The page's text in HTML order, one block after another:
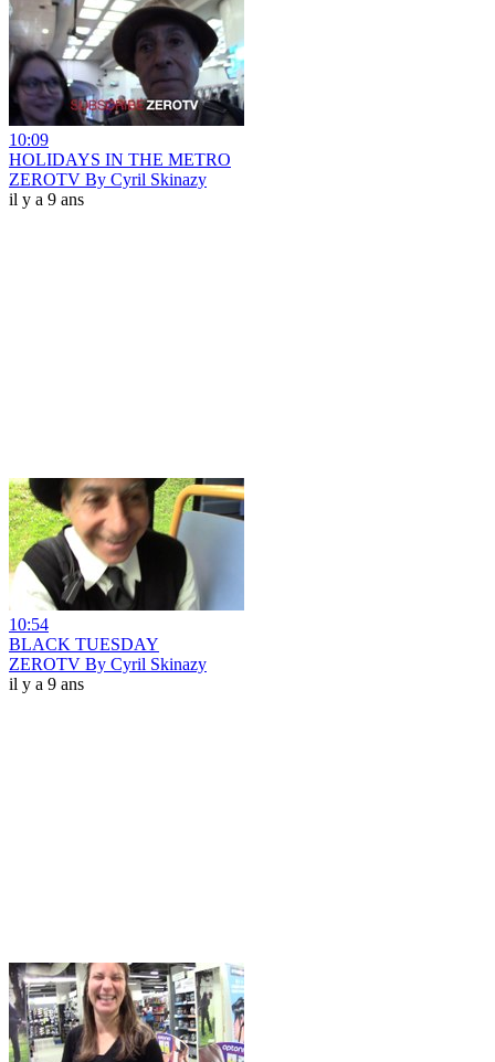
10:09
HOLIDAYS IN THE METRO
ZEROTV By Cyril Skinazy
il y a 9 ans
10:54
BLACK TUESDAY
ZEROTV By Cyril Skinazy
il y a 9 ans